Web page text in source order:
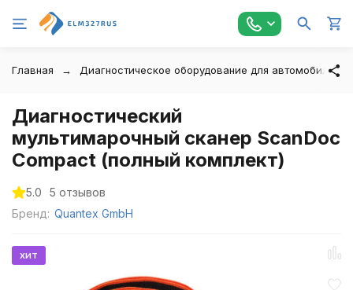
Главная Диагностическое оборудование для автомобилей
Диагностический
мультимарочный сканер ScanDoc
Compact (полный комплект)
5.0
5 отзывов
Бренд: Quantex GmbH
хит